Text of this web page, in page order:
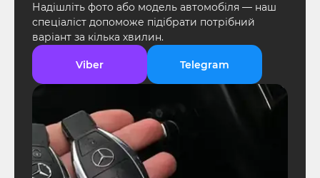
Надішліть фото або модель автомобіля — наш
спеціаліст допоможе підібрати потрібний
варіант за кілька хвилин.
Viber Telegram